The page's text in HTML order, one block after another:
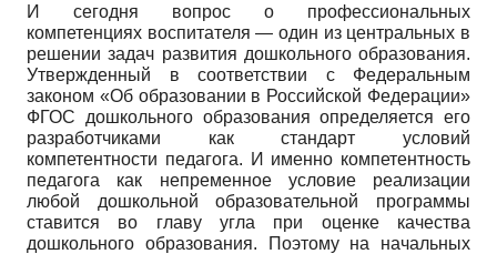
И сегодня вопрос о профессиональных
компетенциях воспитателя — один из центральных в
решении задач развития дошкольного образования.
Утвержденный в соответствии с Федеральным
законом «Об образовании в Российской Федерации»
ФГОС дошкольного образования определяется его
разработчиками как стандарт условий
компетентности педагога. И именно компетентность
педагога как непременное условие реализации
любой дошкольной образовательной программы
ставится во главу угла при оценке качества
дошкольного образования. Поэтому на начальных